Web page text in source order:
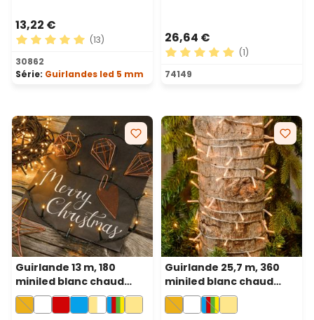
13,22 €
Note moyenne de 5 sur 5 étoiles
(13)
30862
Série: Guirlandes led 5 mm
26,64 €
Note moyenne de 5 sur 5
(1)
74149
Guirlande 13 m, 180
miniled blanc chaud
traditionnel, câble vert
Guirlande 25,7 m, 360
miniled blanc chaud
traditionnel, câble
transparent